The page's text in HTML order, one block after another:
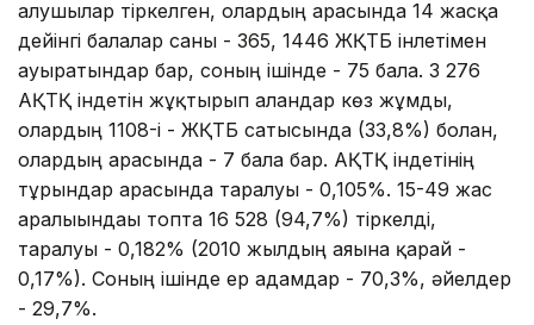
алушылар тіркелген, олардың арасында 14 жасқа
дейінгі балалар саны - 365, 1446 ЖҚТБ інлетімен
ауыратындар бар, соның ішінде - 75 бала. 3 276
АҚТҚ індетін жұқтырып алғандар көз жұмды,
олардың 1108-і - ЖҚТБ сатысында (33,8%) болған,
олардың арасында - 7 бала бар. АҚТҚ індетінің
тұрғындар арасында таралуы - 0,105%. 15-49 жас
аралығындағы топта 16 528 (94,7%) тіркелді,
таралуы - 0,182% (2010 жылдың аяғына қарай -
0,17%). Соның ішінде ер адамдар - 70,3%, әйелдер
- 29,7%.